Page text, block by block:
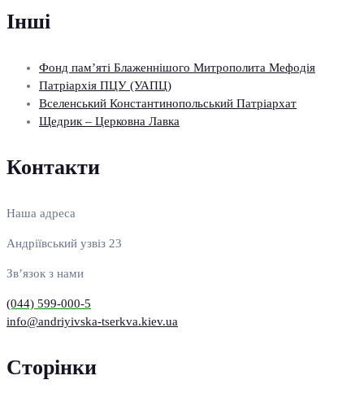
Інші
Фонд пам’яті Блаженнішого Митрополита Мефодія
Патріархія ПЦУ (УАПЦ)
Вселенський Константинопольський Патріархат
Щедрик – Церковна Лавка
Контакти
Наша адреса
Андріївський узвіз 23
Зв’язок з нами
(044) 599-000-5
info@andriyivska-tserkva.kiev.ua
Сторінки